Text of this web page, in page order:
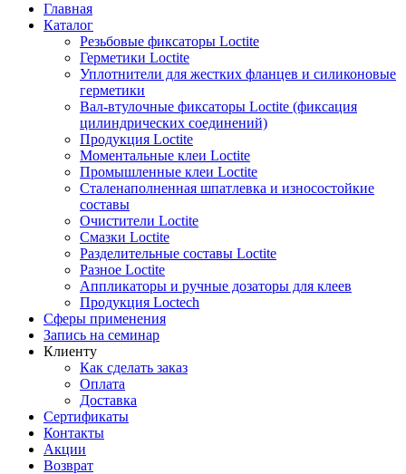
Главная
Каталог
Резьбовые фиксаторы Loctite
Герметики Loctite
Уплотнители для жестких фланцев и силиконовые
герметики
Вал-втулочные фиксаторы Loctite (фиксация
цилиндрических соединений)
Продукция Loctite
Моментальные клеи Loctite
Промышленные клеи Loctite
Сталенаполненная шпатлевка и износостойкие
составы
Очистители Loctite
Смазки Loctite
Разделительные составы Loctite
Разное Loctite
Аппликаторы и ручные дозаторы для клеев
Продукция Loctech
Сферы применения
Запись на семинар
Клиенту
Как сделать заказ
Оплата
Доставка
Сертификаты
Контакты
Акции
Возврат